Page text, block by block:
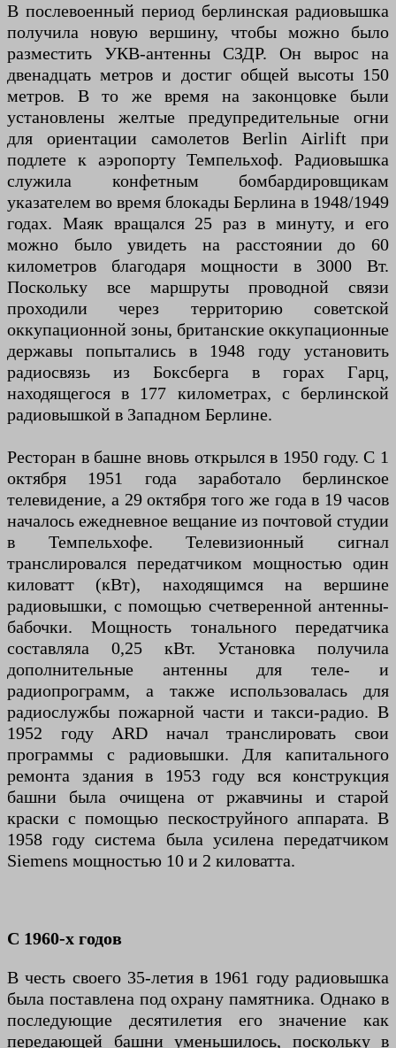
В послевоенный период берлинская радиовышка
получила новую вершину, чтобы можно было
разместить УКВ-антенны СЗДР. Он вырос на
двенадцать метров и достиг общей высоты 150
метров. В то же время на законцовке были
установлены желтые предупредительные огни
для ориентации самолетов Berlin Airlift при
подлете к аэропорту Темпельхоф. Радиовышка
служила конфетным бомбардировщикам
указателем во время блокады Берлина в 1948/1949
годах. Маяк вращался 25 раз в минуту, и его
можно было увидеть на расстоянии до 60
километров благодаря мощности в 3000 Вт.
Поскольку все маршруты проводной связи
проходили через территорию советской
оккупационной зоны, британские оккупационные
державы попытались в 1948 году установить
радиосвязь из Боксберга в горах Гарц,
находящегося в 177 километрах, с берлинской
радиовышкой в ​​Западном Берлине.
Ресторан в башне вновь открылся в 1950 году. С 1
октября 1951 года заработало берлинское
телевидение, а 29 октября того же года в 19 часов
началось ежедневное вещание из почтовой студии
в Темпельхофе. Телевизионный сигнал
транслировался передатчиком мощностью один
киловатт (кВт), находящимся на вершине
радиовышки, с помощью счетверенной антенны-
бабочки. Мощность тонального передатчика
составляла 0,25 кВт. Установка получила
дополнительные антенны для теле- и
радиопрограмм, а также использовалась для
радиослужбы пожарной части и такси-радио. В
1952 году ARD начал транслировать свои
программы с радиовышки. Для капитального
ремонта здания в 1953 году вся конструкция
башни была очищена от ржавчины и старой
краски с помощью пескоструйного аппарата. В
1958 году система была усилена передатчиком
Siemens мощностью 10 и 2 киловатта.
С 1960-х годов
В честь своего 35-летия в 1961 году радиовышка
была поставлена ​​под охрану памятника. Однако в
последующие десятилетия его значение как
передающей башни уменьшилось, поскольку в